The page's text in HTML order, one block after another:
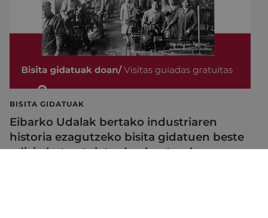
BISITA GIDATUAK
Eibarko Udalak bertako industriaren
historia ezagutzeko bisita gidatuen beste
edizio bat antolatu du abuzturako